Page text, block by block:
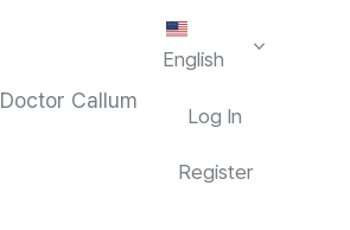
Doctor Callum
English
Log In
Register